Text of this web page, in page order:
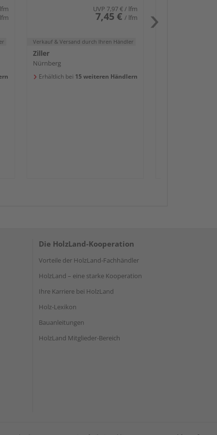
UVP 7,97 €/ lfm
7,45 € / lfm
Verkauf & Versand durch Ihren Händler
Ziller
Nürnberg
Erhältlich bei 15 weiteren Händlern
Die HolzLand-Kooperation
Vorteile der HolzLand-Fachhändler
HolzLand – eine starke Kooperation
Ihre Karriere bei HolzLand
Holz-Lexikon
Bauanleitungen
HolzLand Mitglieder-Bereich